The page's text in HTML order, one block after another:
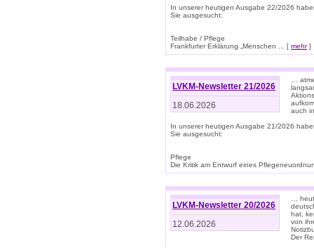
In unserer heutigen Ausgabe 22/2026
Sie ausgesucht:
Teilhabe / Pflege
Frankfurter Erklärung „Menschen ... [ mehr]
LVKM-Newsletter 21/2026
18.06.2026
…
auch
In unserer heutigen Ausgabe 21/2026
Sie ausgesucht:
Pflege
Die Kritik am Entwurf eines
LVKM-Newsletter 20/2026
12.06.2026
…
hat,
von
Der